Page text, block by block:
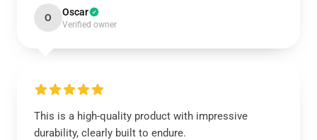
O Oscar
Verified owner
This is a high-quality product with impressive
durability, clearly built to endure.